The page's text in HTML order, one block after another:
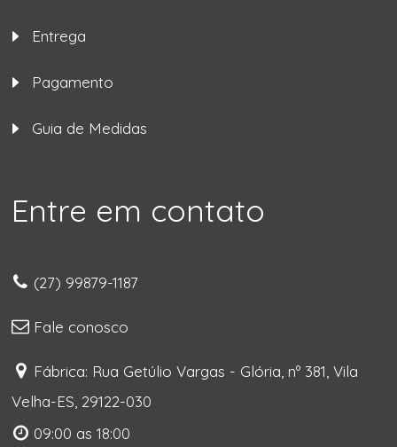
Entrega
Pagamento
Guia de Medidas
Entre em contato
(27) 99879-1187
Fale conosco
Fábrica: Rua Getúlio Vargas - Glória, nº 381, Vila
Velha-ES, 29122-030
09:00 as 18:00